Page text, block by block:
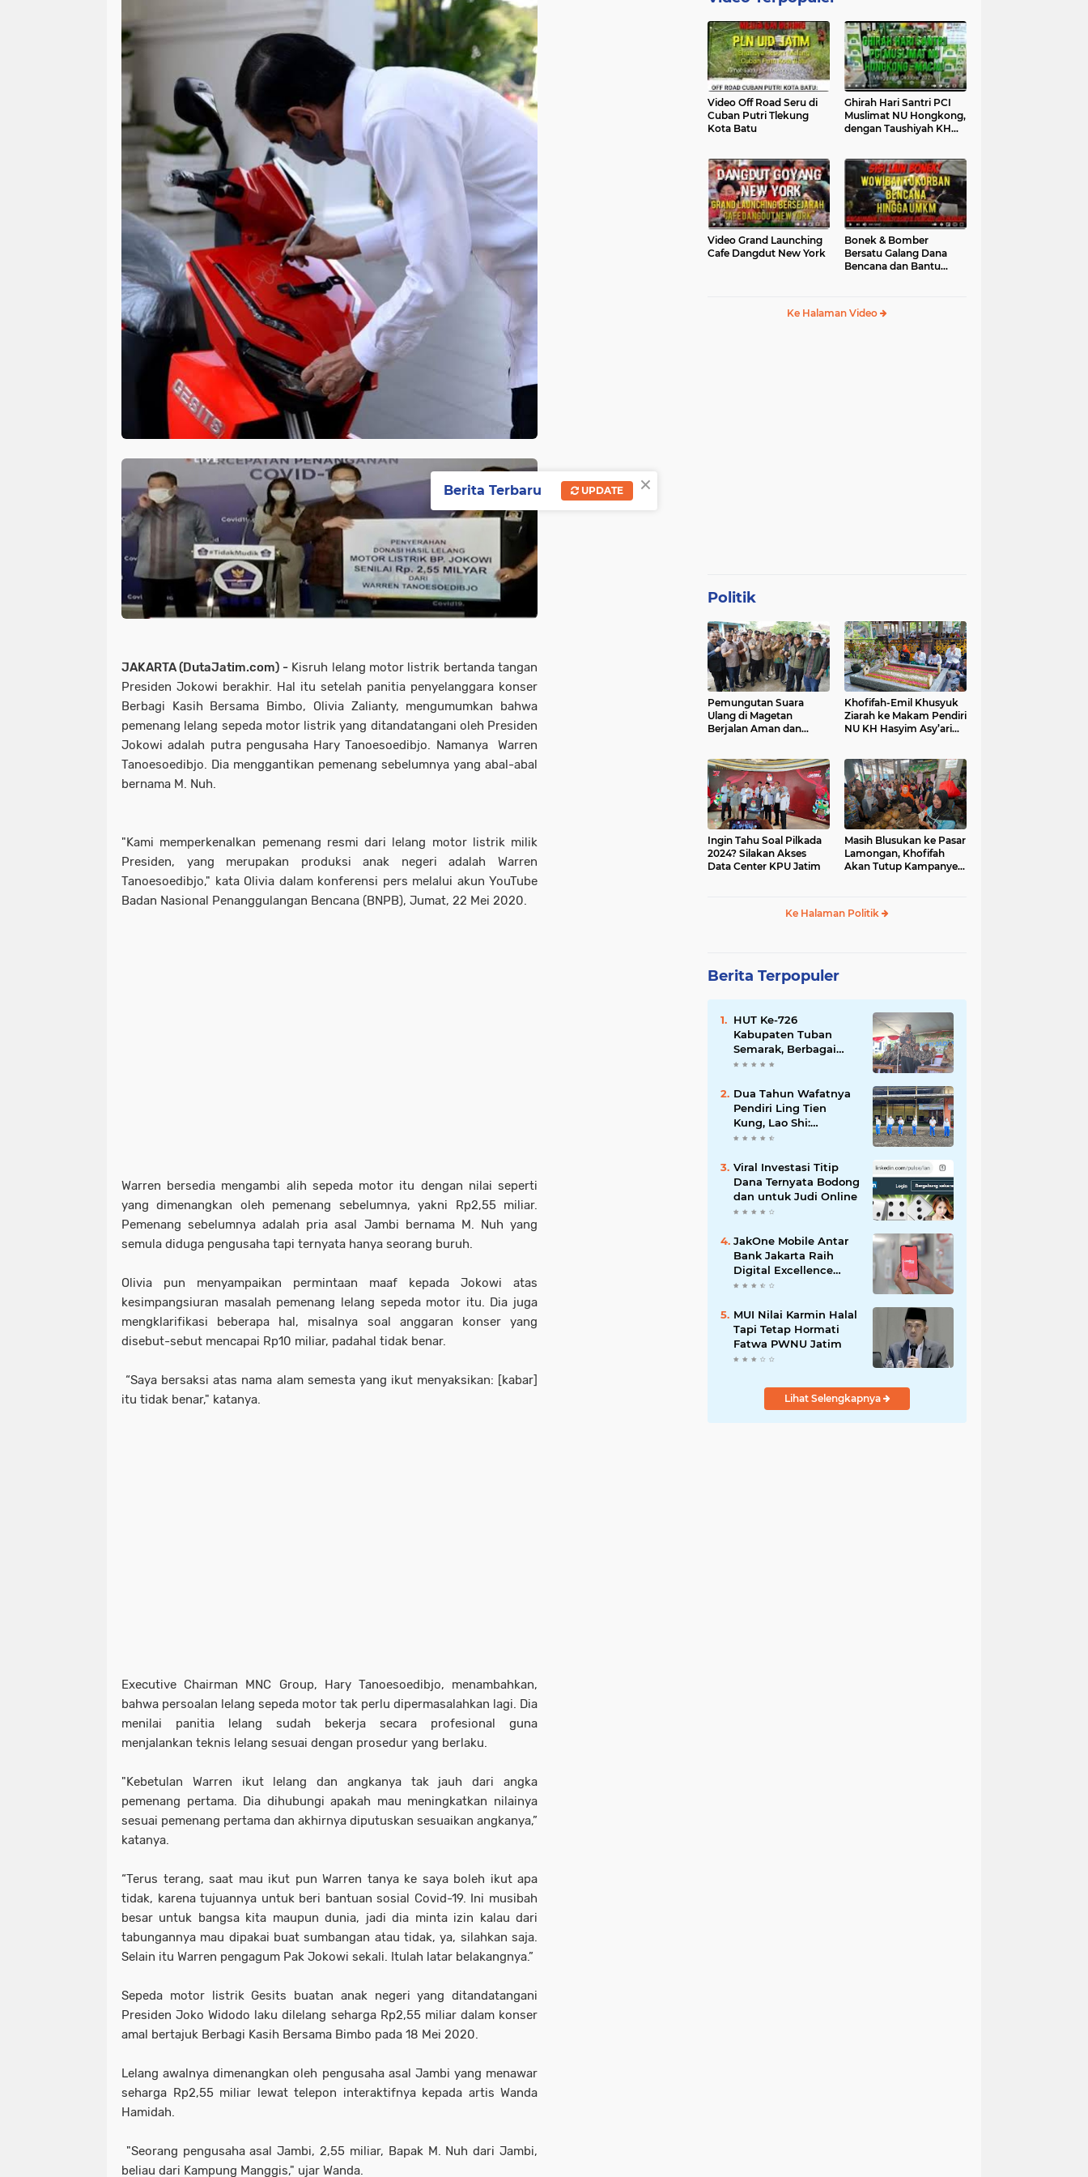
JAKARTA (DutaJatim.com) -Kisruh lelang motor listrik bertanda tangan
Presiden Jokowi berakhir. Hal itu setelah panitia penyelanggara konser
Berbagi Kasih Bersama Bimbo, Olivia Zalianty, mengumumkan bahwa
pemenang lelang sepeda motor listrik yang ditandatangani oleh Presiden
Jokowi adalah putra pengusaha Hary Tanoesoedibjo. Namanya Warren
Tanoesoedibjo. Dia menggantikan pemenang sebelumnya yang abal-abal
bernama M. Nuh.
"Kami memperkenalkan pemenang resmi dari lelang motor listrik milik
Presiden, yang merupakan produksi anak negeri adalah Warren
Tanoesoedibjo," kata Olivia dalam konferensi pers melalui akun YouTube
Badan Nasional Penanggulangan Bencana (BNPB), Jumat, 22 Mei 2020.
Warren bersedia mengambi alih sepeda motor itu dengan nilai seperti
yang dimenangkan oleh pemenang sebelumnya, yakni Rp2,55 miliar.
Pemenang sebelumnya adalah pria asal Jambi bernama M. Nuh yang
semula diduga pengusaha tapi ternyata hanya seorang buruh.
Olivia pun menyampaikan permintaan maaf kepada Jokowi atas
kesimpangsiuran masalah pemenang lelang sepeda motor itu. Dia juga
mengklarifikasi beberapa hal, misalnya soal anggaran konser yang
disebut-sebut mencapai Rp10 miliar, padahal tidak benar.
“Saya bersaksi atas nama alam semesta yang ikut menyaksikan: [kabar]
itu tidak benar," katanya.
Executive Chairman MNC Group, Hary Tanoesoedibjo, menambahkan,
bahwa persoalan lelang sepeda motor tak perlu dipermasalahkan lagi. Dia
menilai panitia lelang sudah bekerja secara profesional guna
menjalankan teknis lelang sesuai dengan prosedur yang berlaku.
"Kebetulan Warren ikut lelang dan angkanya tak jauh dari angka
pemenang pertama. Dia dihubungi apakah mau meningkatkan nilainya
sesuai pemenang pertama dan akhirnya diputuskan sesuaikan angkanya,”
katanya.
“Terus terang, saat mau ikut pun Warren tanya ke saya boleh ikut apa
tidak, karena tujuannya untuk beri bantuan sosial Covid-19. Ini musibah
besar untuk bangsa kita maupun dunia, jadi dia minta izin kalau dari
tabungannya mau dipakai buat sumbangan atau tidak, ya, silahkan saja.
Selain itu Warren pengagum Pak Jokowi sekali. Itulah latar belakangnya.”
Sepeda motor listrik Gesits buatan anak negeri yang ditandatangani
Presiden Joko Widodo laku dilelang seharga Rp2,55 miliar dalam konser
amal bertajuk Berbagi Kasih Bersama Bimbo pada 18 Mei 2020.
Lelang awalnya dimenangkan oleh pengusaha asal Jambi yang menawar
seharga Rp2,55 miliar lewat telepon interaktifnya kepada artis Wanda
Hamidah.
"Seorang pengusaha asal Jambi, 2,55 miliar, Bapak M. Nuh dari Jambi,
beliau dari Kampung Manggis," ujar Wanda.
Video Off Road Seru di
Cuban Putri Tlekung
Kota Batu
Ghirah Hari Santri PCI
Muslimat NU Hongkong,
dengan Taushiyah KH
Video Grand Launching
Cafe Dangdut New York
Bonek & Bomber
Bersatu Galang Dana
Bencana dan Bantu
Ke Halaman Video
Politik
Pemungutan Suara
Ulang di Magetan
Berjalan Aman dan
Khofifah-Emil Khusyuk
Ziarah ke Makam Pendiri
NU KH Hasyim Asy’ari
Ingin Tahu Soal Pilkada
2024? Silakan Akses
Data Center KPU Jatim
Masih Blusukan ke Pasar
Lamongan, Khofifah
Akan Tutup Kampanye
Ke Halaman Politik
Berita Terpopuler
HUT Ke-726
Kabupaten Tuban
Semarak, Berbagai
Prestasinya Pun
Dua Tahun Wafatnya
Pendiri Ling Tien
Kung, Lao Shi:
Amanah Harus Kita
Viral Investasi Titip
Dana Ternyata Bodong
dan untuk Judi Online
JakOne Mobile Antar
Bank Jakarta Raih
Digital Excellence
Awards 2026
MUI Nilai Karmin Halal
Tapi Tetap Hormati
Fatwa PWNU Jatim
Lihat Selengkapnya
×
Berita Terbaru UPDATE